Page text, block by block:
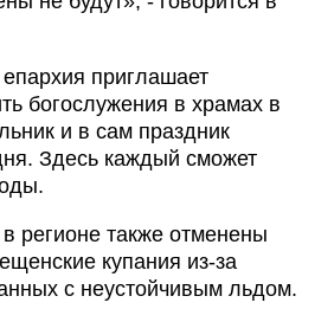
приглашает
богослужения в храмах в
и в сам праздник
Здесь каждый сможет
регионе также отменены
купания из-за
с неустойчивым льдом.